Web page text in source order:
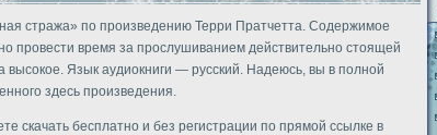
стража» по произведению Терри Пратчетта. Содержимое
провести время за прослушиванием действительно стоящей
высокое. Язык аудиокниги — русский. Надеюсь, вы в полной
здесь произведения.
скачать бесплатно и без регистрации по прямой ссылке в